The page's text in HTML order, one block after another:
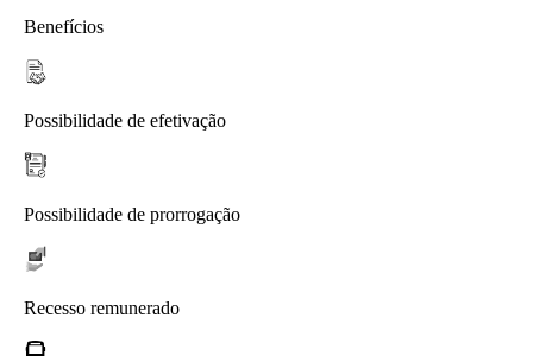
Benefícios
Possibilidade de efetivação
Possibilidade de prorrogação
Recesso remunerado